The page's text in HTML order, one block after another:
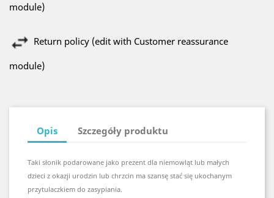
module)
Return policy (edit with Customer reassurance
module)
Opis Szczegóły produktu
Taki słonik podarowane jako prezent dla niemowląt lub małych
dzieci z okazji urodzin lub chrzcin ma szansę stać się ukochanym
przytulaczkiem do zasypiania.